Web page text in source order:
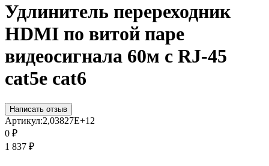
Удлинитель перереходник
HDMI по витой паре
видеосигнала 60м с RJ-45
cat5e cat6
Написать отзыв
Артикул:2,03827E+12
0 ₽
1 837 ₽